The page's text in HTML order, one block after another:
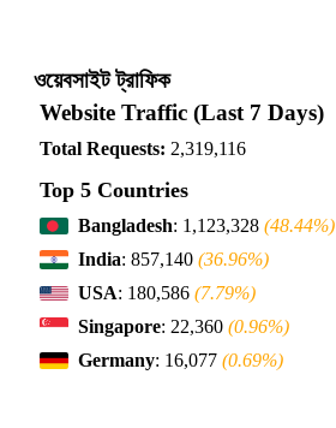
ওয়েবসাইট ট্রাফিক
Website Traffic (Last 7 Days)
Total Requests: 2,319,116
Top 5 Countries
Bangladesh: 1,123,328 (48.44%)
India: 857,140 (36.96%)
USA: 180,586 (7.79%)
Singapore: 22,360 (0.96%)
Germany: 16,077 (0.69%)